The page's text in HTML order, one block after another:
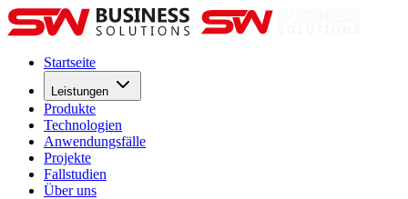
Startseite
Leistungen
Produkte
Technologien
Anwendungsfälle
Projekte
Fallstudien
Über uns